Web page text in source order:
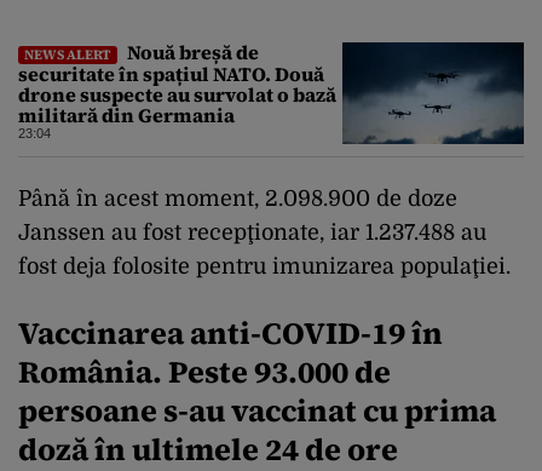
NEWS ALERT
Nouă breșă de
securitate în spațiul NATO. Două
drone suspecte au survolat o bază
militară din Germania
23:04
Până în acest moment, 2.098.900 de doze
Janssen au fost recepţionate, iar 1.237.488 au
fost deja folosite pentru imunizarea populaţiei.
Vaccinarea anti-COVID-19 în
România. Peste 93.000 de
persoane s-au vaccinat cu prima
doză în ultimele 24 de ore